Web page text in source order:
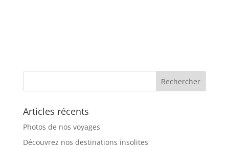
Articles récents
Photos de nos voyages
Découvrez nos destinations insolites